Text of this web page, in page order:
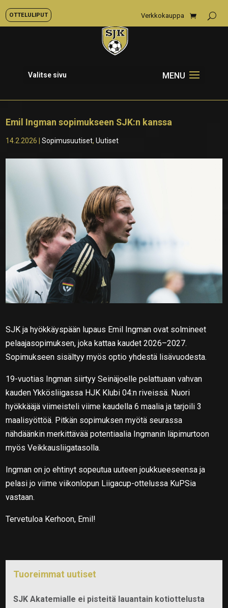
OTTELULIPUT Verkkokauppa
Valitse sivu
Emil Ingman sopimukseen SJK:n kanssa
14.2.2026 |Sopimusuutiset,Uutiset
SJK ja hyökkäyspään lupaus Emil Ingman ovat solmineet
pelaajasopimuksen, joka kattaa kaudet 2026–2027.
Sopimukseen sisältyy myös optio yhdestä lisävuodesta.
19-vuotias Ingman siirtyy Seinäjoelle pelattuaan vahvan
kauden Ykkösliigassa HJK Klubi 04:n riveissä. Nuori
hyökkääjä viimeisteli viime kaudella 6 maalia ja tarjoili 3
maalisyöttöä. Pitkän sopimuksen myötä seurassa
nähdäänkin merkittävää potentiaalia Ingmanin läpimurtoon
myös Veikkausliigatasolla.
Ingman on jo ehtinyt sopeutua uuteen joukkueeseensa ja
pelasi jo viime viikonlopun Liigacup-ottelussa KuPSia
vastaan.
Tervetuloa Kerhoon, Emil!
Tuoreimmat uutiset
SJK Akatemialle ei pisteitä lauantain kotiottelusta